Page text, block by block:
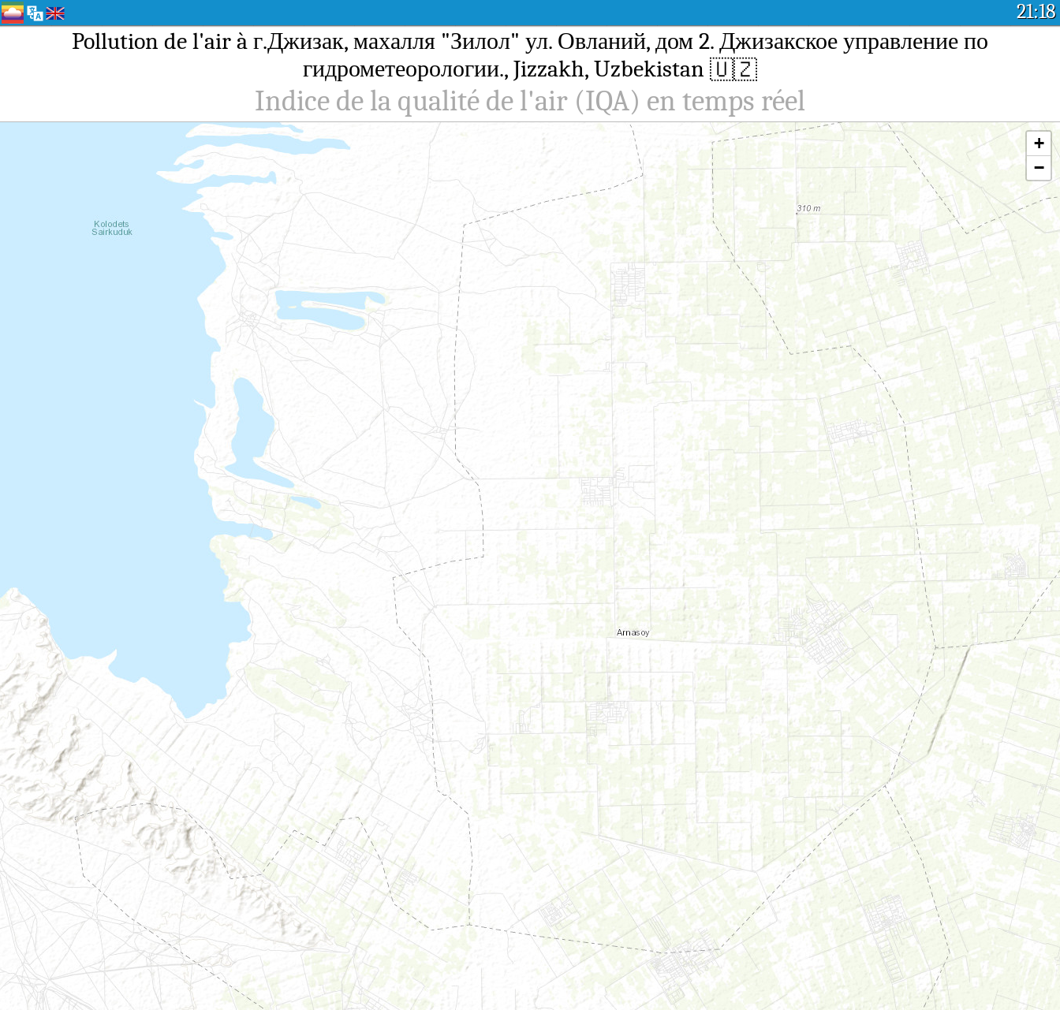
21:18
Pollution de l'air à г.Джизак, махалля "Зилол" ул. Овланий, дом 2. Джизакское управление по
гидрометеорологии., Jizzakh, Uzbekistan 🇺🇿
Indice de la qualité de l'air (IQA) en temps réel
+
−